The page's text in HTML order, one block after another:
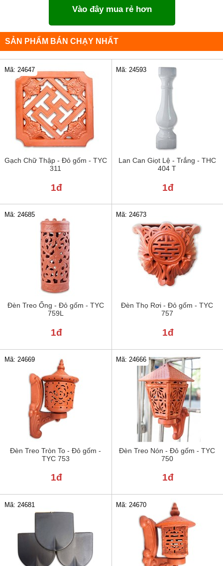
Vào đây mua rẻ hơn
SẢN PHẨM BÁN CHẠY NHẤT
Gạch Chữ Thập - Đỏ gốm - TYC
311
Mã: 24647
1đ
Lan Can Giọt Lệ - Trắng - THC
404 T
Mã: 24593
1đ
Đèn Treo Ống - Đỏ gốm - TYC
759L
Mã: 24685
1đ
Đèn Thọ Rơi - Đỏ gốm - TYC
757
Mã: 24673
1đ
Đèn Treo Tròn To - Đỏ gốm -
TYC 753
Mã: 24669
1đ
Đèn Treo Nón - Đỏ gốm - TYC
750
Mã: 24666
1đ
Mã: 24681 Mã: 24670